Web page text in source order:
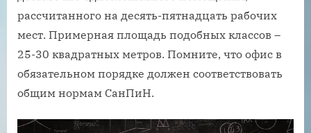
рассчитанного на десять-пятнадцать рабочих
мест. Примерная площадь подобных классов –
25-30 квадратных метров. Помните, что офис в
обязательном порядке должен соответствовать
общим нормам СанПиН.